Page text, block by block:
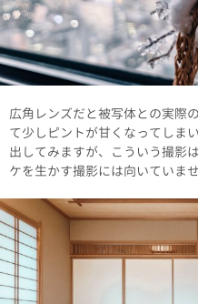
広角レンズだと被写体との実際
て少しピントが甘くなってしま
出してみますが、こういう撮影
ケを生かす撮影には向いていませ